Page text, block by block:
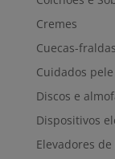
Cremes
Cuecas-fraldas
Cuidados
Discos e
Dispositivos
Elevadores